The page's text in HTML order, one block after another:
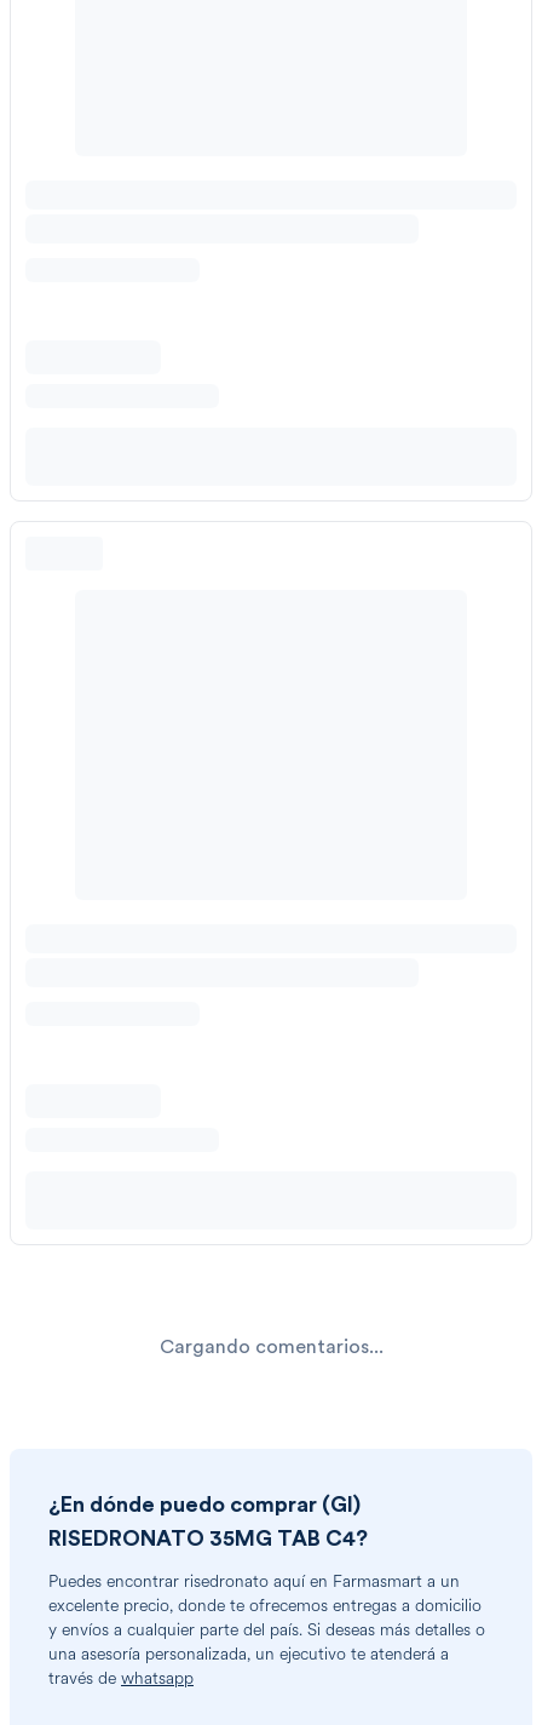
Cargando comentarios...
¿En dónde puedo comprar (GI)
RISEDRONATO 35MG TAB C4?
Puedes encontrar risedronato aquí en Farmasmart a un
excelente precio, donde te ofrecemos entregas a domicilio
y envíos a cualquier parte del país. Si deseas más detalles o
una asesoría personalizada, un ejecutivo te atenderá a
través de whatsapp